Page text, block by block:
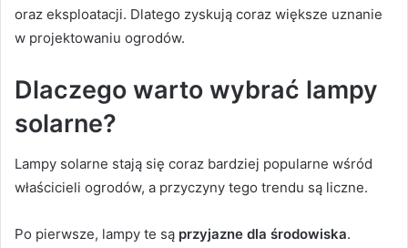
oraz eksploatacji. Dlatego zyskują coraz większe uznanie
w projektowaniu ogrodów.
Dlaczego warto wybrać lampy
solarne?
Lampy solarne stają się coraz bardziej popularne wśród
właścicieli ogrodów, a przyczyny tego trendu są liczne.
Po pierwsze, lampy te są przyjazne dla środowiska.